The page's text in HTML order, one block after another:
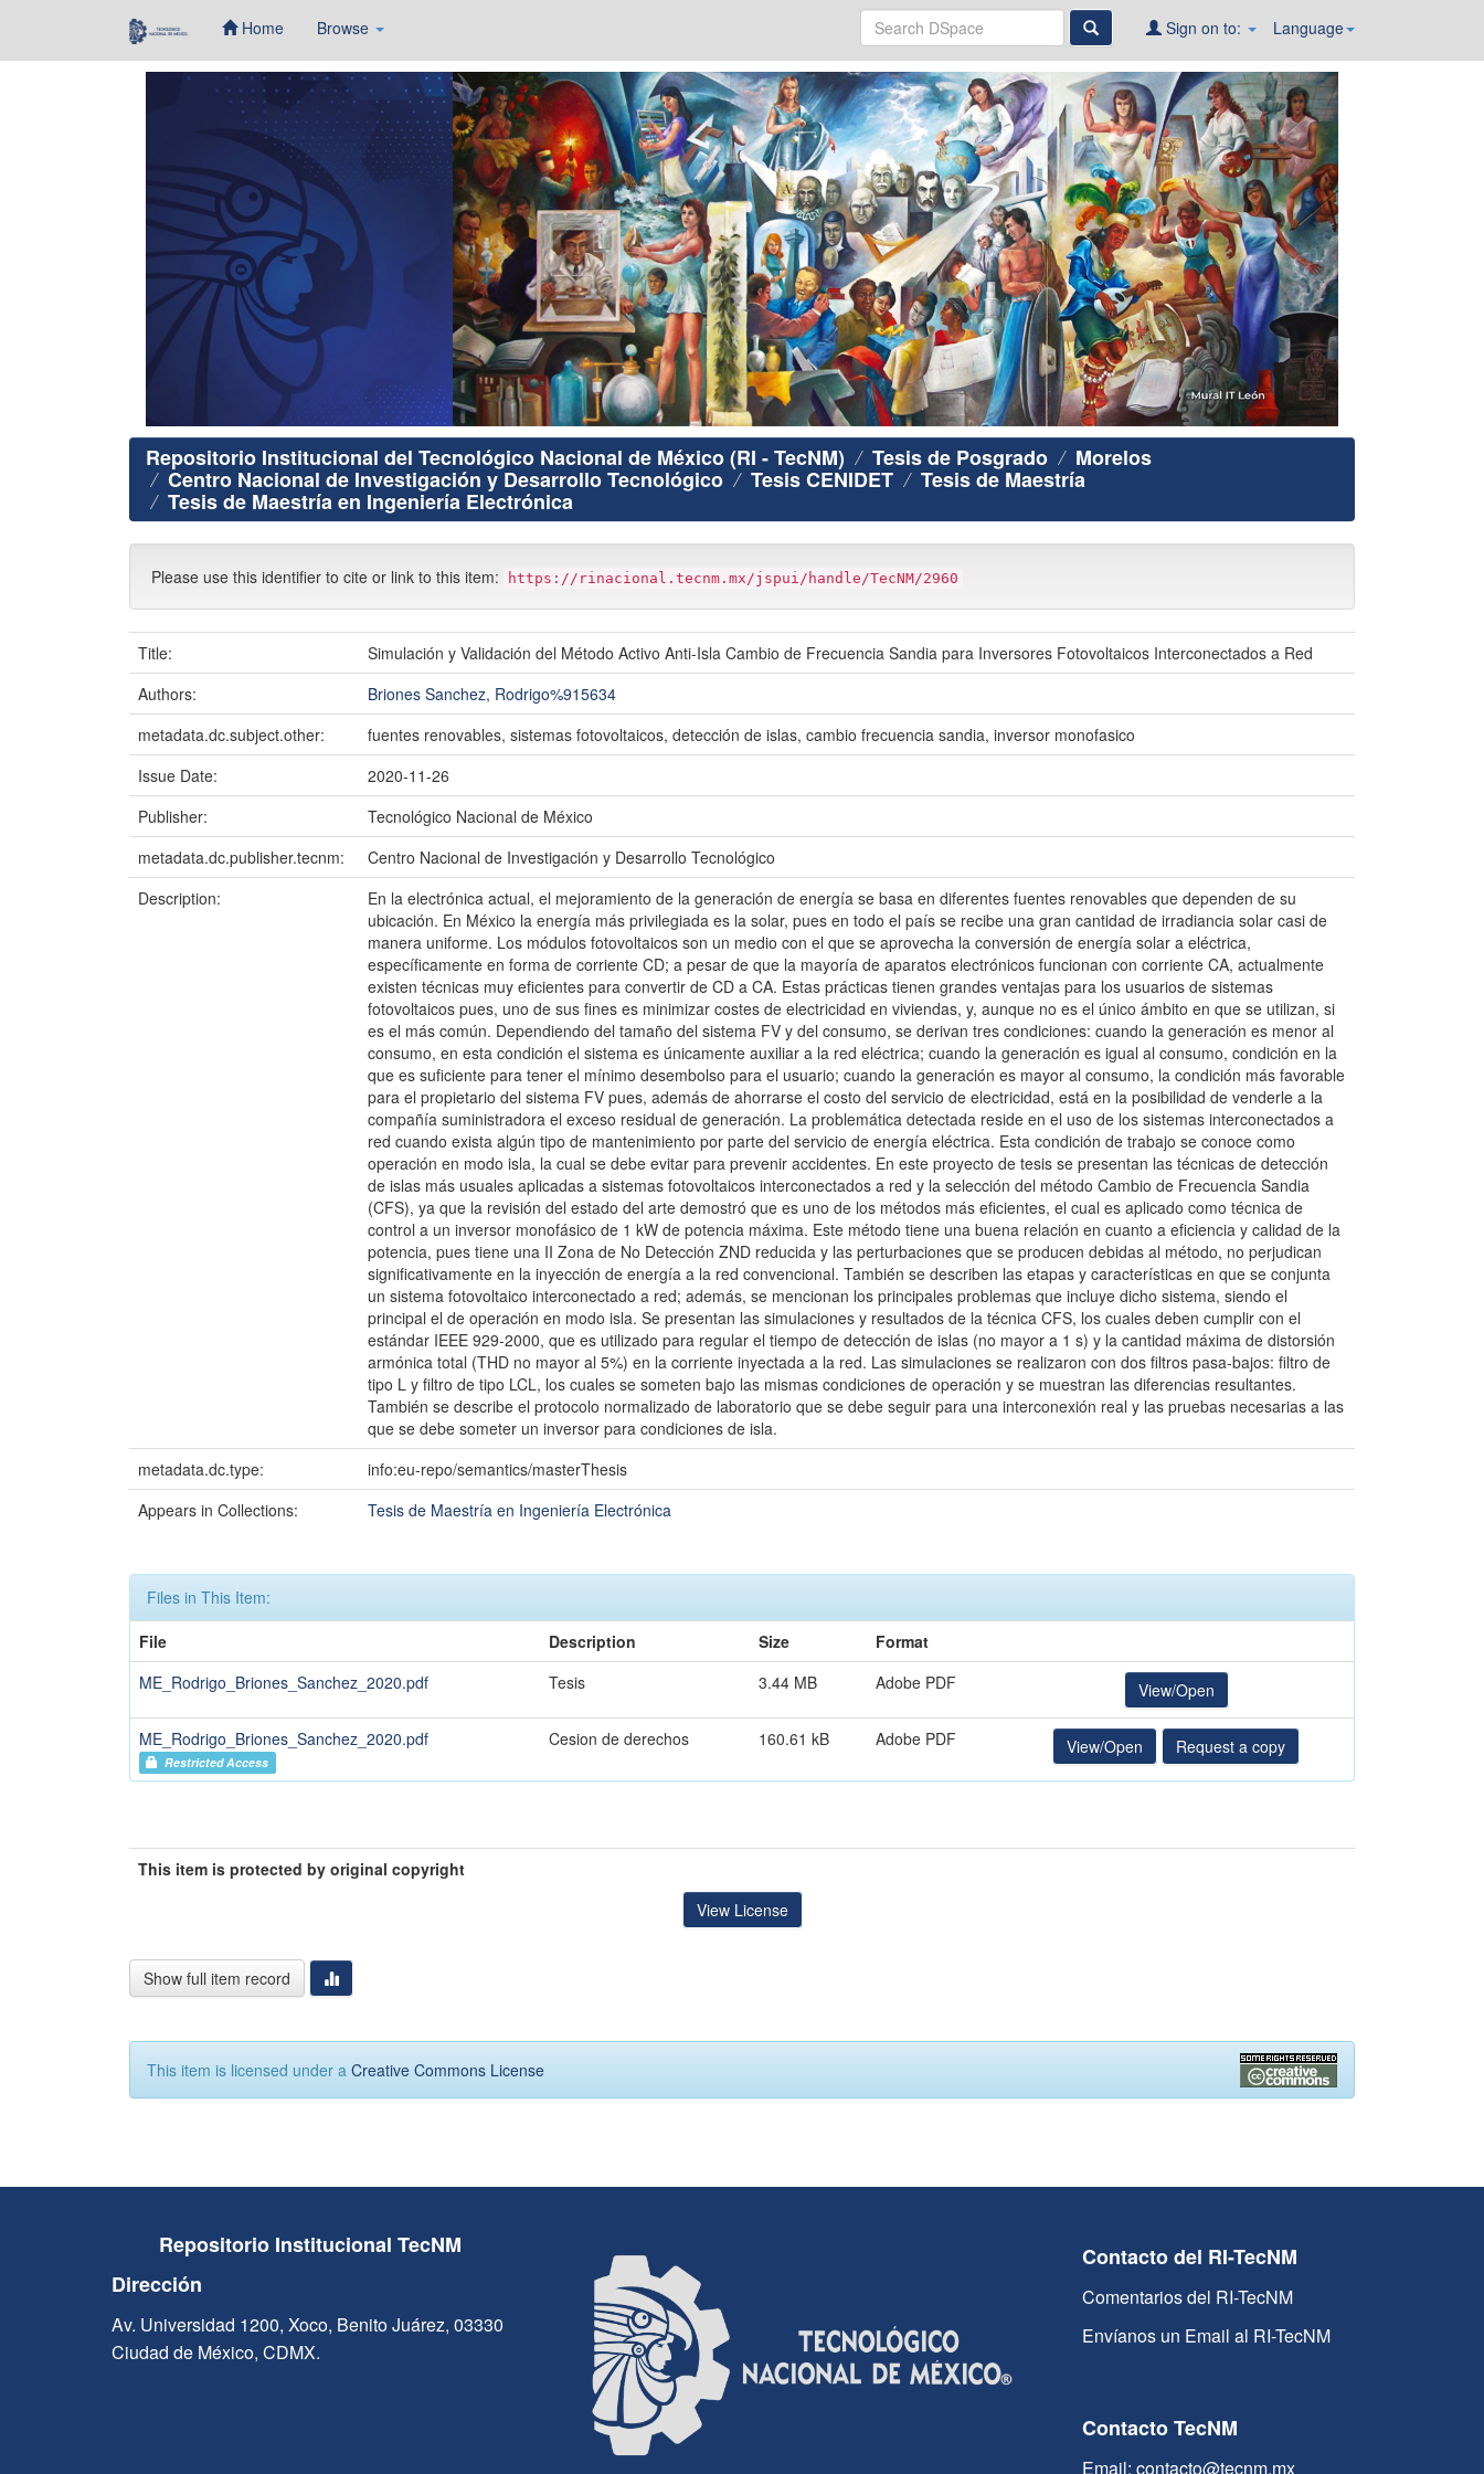
Home Browse Language
Sign on to:
Repositorio Institucional del Tecnológico Nacional de México (RI - TecNM) Tesis de Posgrado Morelos
Centro Nacional de Investigación y Desarrollo Tecnológico Tesis CENIDET Tesis de Maestría
Tesis de Maestría en Ingeniería Electrónica
Please use this identifier to cite or link to this item: https://rinacional.tecnm.mx/jspui/handle/TecNM/2960
Title:
Simulación y Validación del Método Activo Anti-Isla Cambio de Frecuencia Sandia para Inversores Fotovoltaicos Interconectados a Red
Authors:
Briones Sanchez, Rodrigo%915634
metadata.dc.subject.other:
fuentes renovables, sistemas fotovoltaicos, detección de islas, cambio frecuencia sandia, inversor monofasico
Issue Date:
2020-11-26
Publisher:
Tecnológico Nacional de México
metadata.dc.publisher.tecnm:
Centro Nacional de Investigación y Desarrollo Tecnológico
Description:
En la electrónica actual, el mejoramiento de la generación de energía se basa en diferentes fuentes renovables que dependen de su
ubicación. En México la energía más privilegiada es la solar, pues en todo el país se recibe una gran cantidad de irradiancia solar casi de
manera uniforme. Los módulos fotovoltaicos son un medio con el que se aprovecha la conversión de energía solar a eléctrica,
específicamente en forma de corriente CD; a pesar de que la mayoría de aparatos electrónicos funcionan con corriente CA, actualmente
existen técnicas muy eficientes para convertir de CD a CA. Estas prácticas tienen grandes ventajas para los usuarios de sistemas
fotovoltaicos pues, uno de sus fines es minimizar costes de electricidad en viviendas, y, aunque no es el único ámbito en que se utilizan, si
es el más común. Dependiendo del tamaño del sistema FV y del consumo, se derivan tres condiciones: cuando la generación es menor al
consumo, en esta condición el sistema es únicamente auxiliar a la red eléctrica; cuando la generación es igual al consumo, condición en la
que es suficiente para tener el mínimo desembolso para el usuario; cuando la generación es mayor al consumo, la condición más favorable
para el propietario del sistema FV pues, además de ahorrarse el costo del servicio de electricidad, está en la posibilidad de venderle a la
compañía suministradora el exceso residual de generación. La problemática detectada reside en el uso de los sistemas interconectados a
red cuando exista algún tipo de mantenimiento por parte del servicio de energía eléctrica. Esta condición de trabajo se conoce como
operación en modo isla, la cual se debe evitar para prevenir accidentes. En este proyecto de tesis se presentan las técnicas de detección
de islas más usuales aplicadas a sistemas fotovoltaicos interconectados a red y la selección del método Cambio de Frecuencia Sandia
(CFS), ya que la revisión del estado del arte demostró que es uno de los métodos más eficientes, el cual es aplicado como técnica de
control a un inversor monofásico de 1 kW de potencia máxima. Este método tiene una buena relación en cuanto a eficiencia y calidad de la
potencia, pues tiene una II Zona de No Detección ZND reducida y las perturbaciones que se producen debidas al método, no perjudican
significativamente en la inyección de energía a la red convencional. También se describen las etapas y características en que se conjunta
un sistema fotovoltaico interconectado a red; además, se mencionan los principales problemas que incluye dicho sistema, siendo el
principal el de operación en modo isla. Se presentan las simulaciones y resultados de la técnica CFS, los cuales deben cumplir con el
estándar IEEE 929-2000, que es utilizado para regular el tiempo de detección de islas (no mayor a 1 s) y la cantidad máxima de distorsión
armónica total (THD no mayor al 5%) en la corriente inyectada a la red. Las simulaciones se realizaron con dos filtros pasa-bajos: filtro de
tipo L y filtro de tipo LCL, los cuales se someten bajo las mismas condiciones de operación y se muestran las diferencias resultantes.
También se describe el protocolo normalizado de laboratorio que se debe seguir para una interconexión real y las pruebas necesarias a las
que se debe someter un inversor para condiciones de isla.
metadata.dc.type:
info:eu-repo/semantics/masterThesis
Appears in Collections:
Tesis de Maestría en Ingeniería Electrónica
Files in This Item:
File
Description Size
Format
ME_Rodrigo_Briones_Sanchez_2020.pdf
Tesis 3.44 MB Adobe PDF View/Open
ME_Rodrigo_Briones_Sanchez_2020.pdf
Restricted Access
Cesion de derechos 160.61 kB Adobe PDF View/Open Request a copy
This item is protected by original copyright
View License
Show full item record
This item is licensed under a Creative Commons License
Repositorio Institucional TecNM
Dirección
Av. Universidad 1200, Xoco, Benito Juárez, 03330
Ciudad de México, CDMX.
Contacto del RI-TecNM
Comentarios del RI-TecNM
Envíanos un Email al RI-TecNM
Contacto TecNM
Email: contacto@tecnm.mx